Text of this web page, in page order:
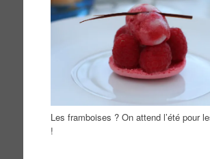
Les framboises ? On attend l’été pour
!